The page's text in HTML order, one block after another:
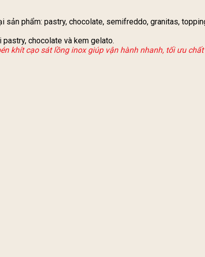
sản phẩm: pastry, chocolate, semifreddo, granitas,
chocolate và kem gelato.
khít cạo sát lồng inox giúp vận hành nhanh, tối ưu